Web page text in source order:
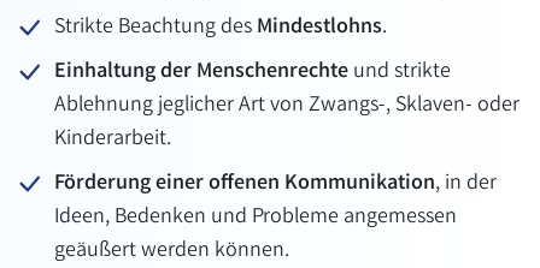
Strikte Beachtung desMindestlohns.
Einhaltung der Menschenrechteund strikte
Ablehnung jeglicher Art von Zwangs-, Sklaven- oder
Kinderarbeit.
Förderung einer offenen Kommunikation, in der
Ideen, Bedenken und Probleme angemessen
geäußert werden können.